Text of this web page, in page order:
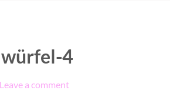
4
Leave a comment